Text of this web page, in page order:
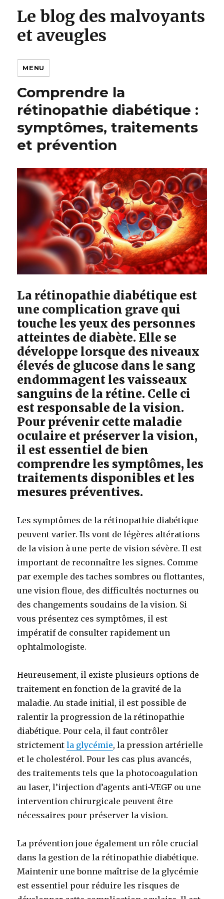
Le blog des malvoyants
et aveugles
MENU
Comprendre la
rétinopathie diabétique :
symptômes, traitements
et prévention
La rétinopathie diabétique est
une complication grave qui
touche les yeux des personnes
atteintes de diabète. Elle se
développe lorsque des niveaux
élevés de glucose dans le sang
endommagent les vaisseaux
sanguins de la rétine. Celle ci
est responsable de la vision.
Pour prévenir cette maladie
oculaire et préserver la vision,
il est essentiel de bien
comprendre les symptômes, les
traitements disponibles et les
mesures préventives.
Les symptômes de la rétinopathie diabétique
peuvent varier. Ils vont de légères altérations
de la vision à une perte de vision sévère. Il est
important de reconnaître les signes. Comme
par exemple des taches sombres ou flottantes,
une vision floue, des difficultés nocturnes ou
des changements soudains de la vision. Si
vous présentez ces symptômes, il est
impératif de consulter rapidement un
ophtalmologiste.
Heureusement, il existe plusieurs options de
traitement en fonction de la gravité de la
maladie. Au stade initial, il est possible de
ralentir la progression de la rétinopathie
diabétique. Pour cela, il faut contrôler
strictementla glycémie, la pression artérielle
et le cholestérol. Pour les cas plus avancés,
des traitements tels que la photocoagulation
au laser, l’injection d’agents anti-VEGF ou une
intervention chirurgicale peuvent être
nécessaires pour préserver la vision.
La prévention joue également un rôle crucial
dans la gestion de la rétinopathie diabétique.
Maintenir une bonne maîtrise de la glycémie
est essentiel pour réduire les risques de